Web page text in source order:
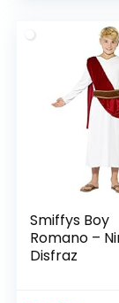
Smiffys Boy
Romano –
Disfraz